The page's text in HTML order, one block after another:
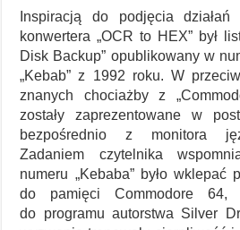
Inspiracją do podjęcia
konwertera „OCR to HEX” był
Disk Backup” opublikowany w
„Kebab” z 1992 roku. W
znanych chociażby z
zostały zaprezentowane w
bezpośrednio z monitora
Zadaniem czytelnika
numeru „Kebaba” było wklepać
do pamięci Commodore 64,
do programu autorstwa Silver